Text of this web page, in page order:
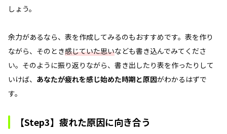
しょう。
余力があるなら、表を作成してみるのもおすすめです。表を作り
ながら、そのとき感じていた思いなども書き込んでみてくださ
い。そのように振り返りながら、書き出したり表を作ったりして
いけば、 あなたが疲れを感じ始めた時期と原因がわかるはずで
す。
【Step3】疲れた原因に向き合う